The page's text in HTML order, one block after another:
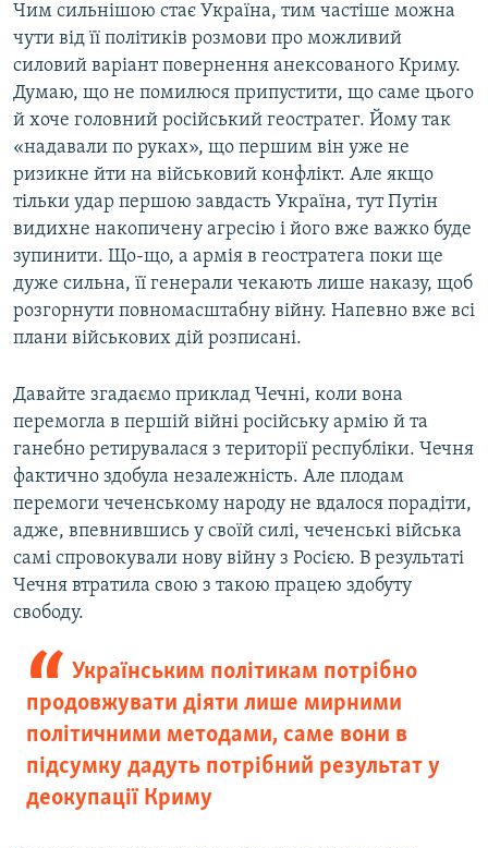
Чим сильнішою стає Україна, тим частіше можна
чути від її політиків розмови про можливий
силовий варіант повернення анексованого Криму.
Думаю, що не помилюся припустити, що саме цього
й хоче головний російський геостратег. Йому так
«надавали по руках», що першим він уже не
ризикне йти на військовий конфлікт. Але якщо
тільки удар першою завдасть Україна, тут Путін
видихне накопичену агресію і його вже важко буде
зупинити. Що-що, а армія в геостратега поки ще
дуже сильна, її генерали чекають лише наказу, щоб
розгорнути повномасштабну війну. Напевно вже всі
плани військових дій розписані.
Давайте згадаємо приклад Чечні, коли вона
перемогла в першій війні російську армію й та
ганебно ретирувалася з території республіки. Чечня
фактично здобула незалежність. Але плодам
перемоги чеченському народу не вдалося порадіти,
адже, впевнившись у своїй силі, чеченські війська
самі спровокували нову війну з Росією. В результаті
Чечня втратила свою з такою працею здобуту
свободу.
Українським політикам потрібно
продовжувати діяти лише мирними
політичними методами, саме вони в
підсумку дадуть потрібний результат у
деокупації Криму